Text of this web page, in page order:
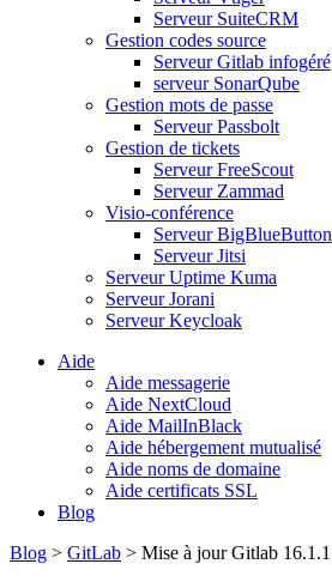
Serveur SuiteCRM
Gestion codes source
Serveur Gitlab infogéré
serveur SonarQube
Gestion mots de passe
Serveur Passbolt
Gestion de tickets
Serveur FreeScout
Serveur Zammad
Visio-conférence
Serveur BigBlueButton
Serveur Jitsi
Serveur Uptime Kuma
Serveur Jorani
Serveur Keycloak
Aide
Aide messagerie
Aide NextCloud
Aide MailInBlack
Aide hébergement mutualisé
Aide noms de domaine
Aide certificats SSL
Blog
Blog > GitLab > Mise à jour Gitlab 16.1.1